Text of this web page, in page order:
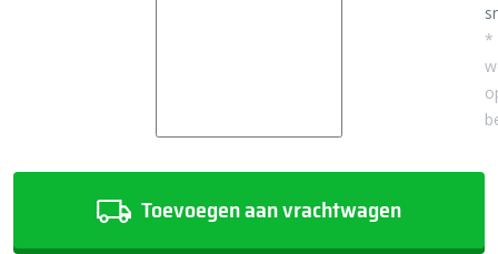
*
Toevoegen aan vrachtwagen